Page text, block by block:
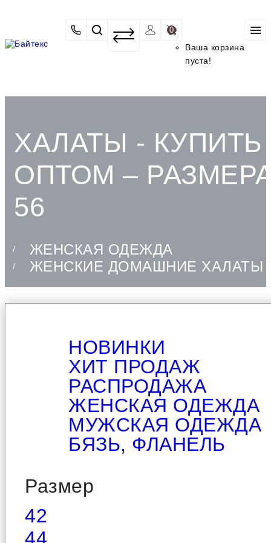
0
Ваша корзина
пуста!
ХАЛАТЫ - КУПИТЬ
ОПТОМ –
56
ЖЕНСКАЯ ОДЕЖДА
ЖЕНСКИЕ ДОМАШНИЕ ХАЛАТЫ
НОВИНКИ
ХИТ ПРОДАЖ
РАСПРОДАЖА
ЖЕНСКАЯ ОДЕЖДА
МУЖСКАЯ ОДЕЖДА
БЯЗЬ, ФЛАНЕЛЬ
Размер
42
44